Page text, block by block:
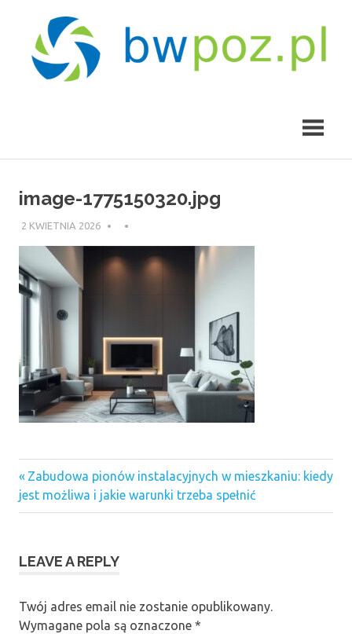
content
image-1775150320.jpg
2 KWIETNIA 2026
Nawigacja
wpisu
Previous
Post:
Zabudowa pionów instalacyjnych w mieszkaniu: kiedy
jest możliwa i jakie warunki trzeba spełnić
LEAVE A REPLY
Twój adres email nie zostanie opublikowany.
Wymagane pola są oznaczone *